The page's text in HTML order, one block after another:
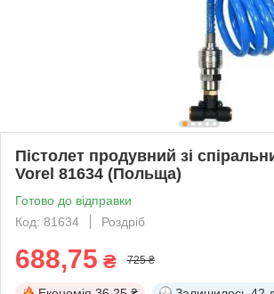
Пістолет продувний зі
Vorel 81634 (Польща)
Готово до відправки
Код: 81634
Роздріб
688,75 ₴ 725 ₴